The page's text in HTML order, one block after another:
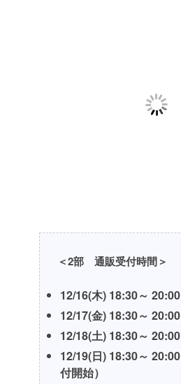
＜2部 通販受付時間＞
12/16(木) 18:30～ 20:00
12/17(金) 18:30～ 20:00
12/18(土) 18:30～ 20:00
12/19(日) 18:30～ 20:00
付開始）